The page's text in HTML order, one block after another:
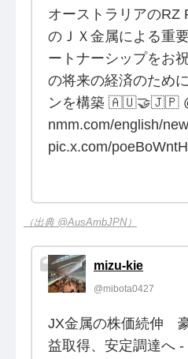
オーストラリアのRZ
のＪＸ金属による重
ートナーシップをお
の将来の経済のため
ンを構築 🇦🇺🤝🇯🇵
nmm.com/english/
pic.x.com/
（出典 @AusAmbJPN）
mizu-kie
@mibota0427
JX金属の株価続伸
益取得、安定調達へ -